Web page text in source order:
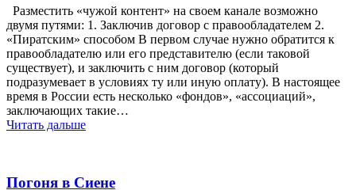
Разместить «чужой контент» на своем канале возможно
двумя путями: 1. Заключив договор с правообладателем 2.
«Пиратским» способом В первом случае нужно обратится к
правообладателю или его представителю (если таковой
существует), и заключить с ним договор (который
подразумевает в условиях ту или иную оплату). В настоящее
время в России есть несколько «фондов», «ассоциаций»,
заключающих такие…
Читать дальше
Погоня в Сиене